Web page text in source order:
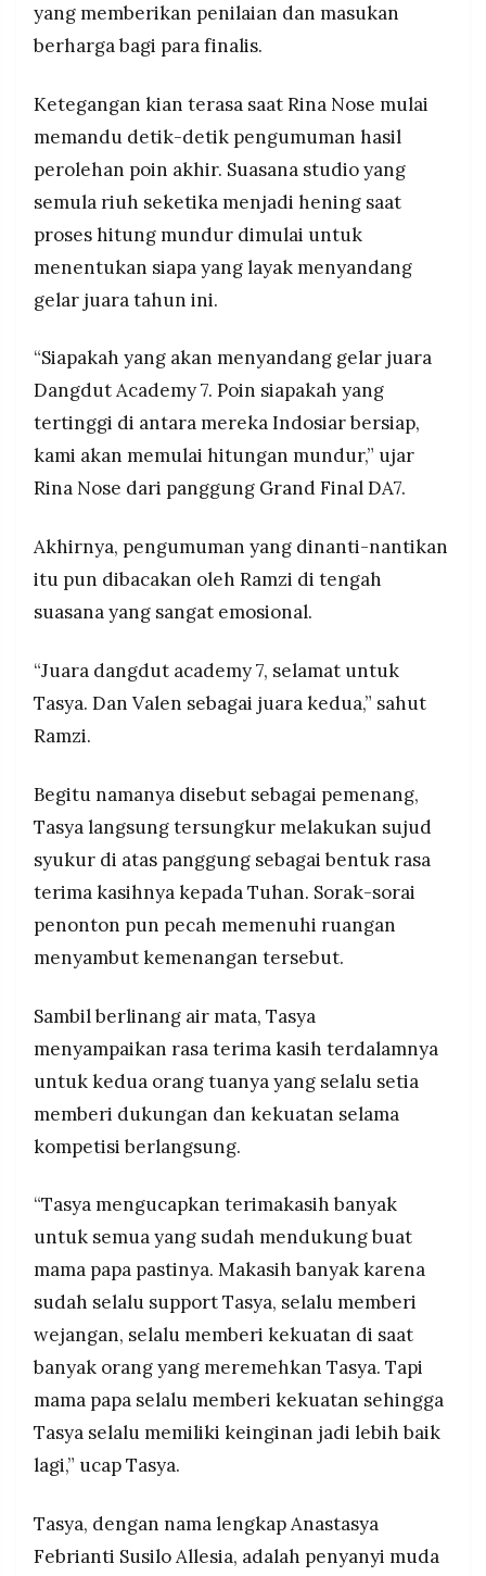
yang memberikan penilaian dan masukan
berharga bagi para finalis.
Ketegangan kian terasa saat Rina Nose mulai
memandu detik-detik pengumuman hasil
perolehan poin akhir. Suasana studio yang
semula riuh seketika menjadi hening saat
proses hitung mundur dimulai untuk
menentukan siapa yang layak menyandang
gelar juara tahun ini.
“Siapakah yang akan menyandang gelar juara
Dangdut Academy 7. Poin siapakah yang
tertinggi di antara mereka Indosiar bersiap,
kami akan memulai hitungan mundur,” ujar
Rina Nose dari panggung Grand Final DA7.
Akhirnya, pengumuman yang dinanti-nantikan
itu pun dibacakan oleh Ramzi di tengah
suasana yang sangat emosional.
“Juara dangdut academy 7, selamat untuk
Tasya. Dan Valen sebagai juara kedua,” sahut
Ramzi.
Begitu namanya disebut sebagai pemenang,
Tasya langsung tersungkur melakukan sujud
syukur di atas panggung sebagai bentuk rasa
terima kasihnya kepada Tuhan. Sorak-sorai
penonton pun pecah memenuhi ruangan
menyambut kemenangan tersebut.
Sambil berlinang air mata, Tasya
menyampaikan rasa terima kasih terdalamnya
untuk kedua orang tuanya yang selalu setia
memberi dukungan dan kekuatan selama
kompetisi berlangsung.
“Tasya mengucapkan terimakasih banyak
untuk semua yang sudah mendukung buat
mama papa pastinya. Makasih banyak karena
sudah selalu support Tasya, selalu memberi
wejangan, selalu memberi kekuatan di saat
banyak orang yang meremehkan Tasya. Tapi
mama papa selalu memberi kekuatan sehingga
Tasya selalu memiliki keinginan jadi lebih baik
lagi,” ucap Tasya.
Tasya, dengan nama lengkap Anastasya
Febrianti Susilo Allesia, adalah penyanyi muda